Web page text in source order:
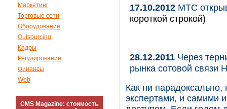
Маркетинг
Торговые сети
Оборудование
Outsourcing
Кадры
Регулирование
Финансы
Web
CMS Magazine: стоимость
17.10.2012 МТС
короткой строкой)
28.12.2011 Через
рынка сотовой связи
Как ни
экспертами, и самими